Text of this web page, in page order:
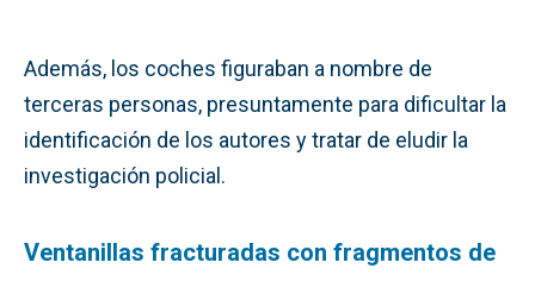
Además, los coches figuraban a nombre de
terceras personas, presuntamente para dificultar la
identificación de los autores y tratar de eludir la
investigación policial.
Ventanillas fracturadas con fragmentos de